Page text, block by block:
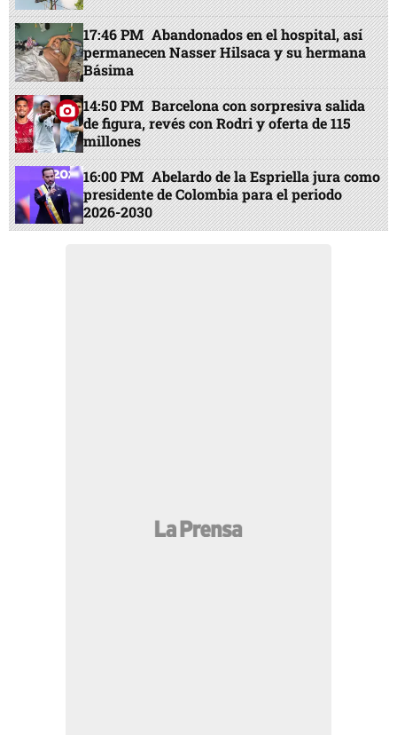
17:46 PM Abandonados en el hospital, así
permanecen Nasser Hilsaca y su hermana
Básima
14:50 PM Barcelona con sorpresiva salida
de figura, revés con Rodri y oferta de 115
millones
16:00 PM Abelardo de la Espriella jura como
presidente de Colombia para el periodo
2026-2030